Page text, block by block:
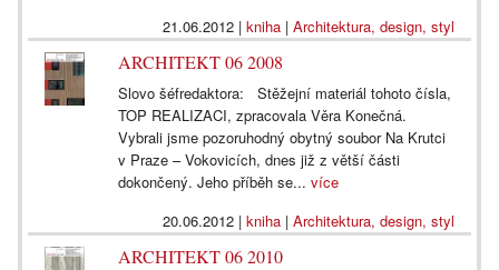
21.06.2012| kniha| Architektura, design, styl
ARCHITEKT 06 2008
Slovo šéfredaktora: Stěžejní materiál tohoto čísla,
TOP REALIZACI, zpracovala Věra Konečná.
Vybrali jsme pozoruhodný obytný soubor Na Krutci
v Praze – Vokovicích, dnes již z větší části
dokončený. Jeho příběh se...více
20.06.2012| kniha| Architektura, design, styl
ARCHITEKT 06 2010